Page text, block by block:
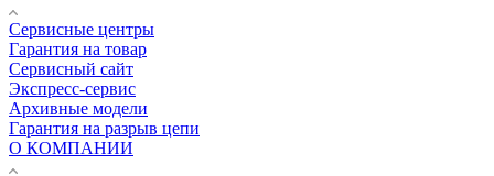
Сервисные центры
Гарантия на товар
Сервисный сайт
Экспресс-сервис
Архивные модели
Гарантия на разрыв цепи
О КОМПАНИИ